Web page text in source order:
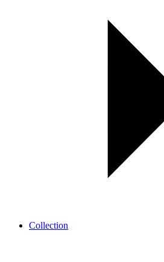
Collection